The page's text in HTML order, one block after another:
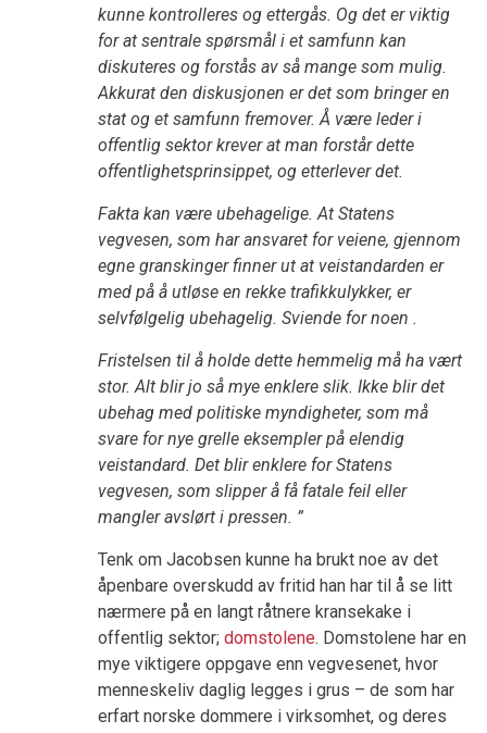
kunne kontrolleres og ettergås. Og det er viktig
for at sentrale spørsmål i et samfunn kan
diskuteres og forstås av så mange som mulig.
Akkurat den diskusjonen er det som bringer en
stat og et samfunn fremover. Å være leder i
offentlig sektor krever at man forstår dette
offentlighetsprinsippet, og etterlever det.
Fakta kan være ubehagelige. At Statens
vegvesen, som har ansvaret for veiene, gjennom
egne granskinger finner ut at veistandarden er
med på å utløse en rekke trafikkulykker, er
selvfølgelig ubehagelig. Sviende for noen .
Fristelsen til å holde dette hemmelig må ha vært
stor. Alt blir jo så mye enklere slik. Ikke blir det
ubehag med politiske myndigheter, som må
svare for nye grelle eksempler på elendig
veistandard. Det blir enklere for Statens
vegvesen, som slipper å få fatale feil eller
mangler avslørt i pressen. ”
Tenk om Jacobsen kunne ha brukt noe av det
åpenbare overskudd av fritid han har til å se litt
nærmere på en langt råtnere kransekake i
offentlig sektor; domstolene. Domstolene har en
mye viktigere oppgave enn vegvesenet, hvor
menneskeliv daglig legges i grus – de som har
erfart norske dommere i virksomhet, og deres